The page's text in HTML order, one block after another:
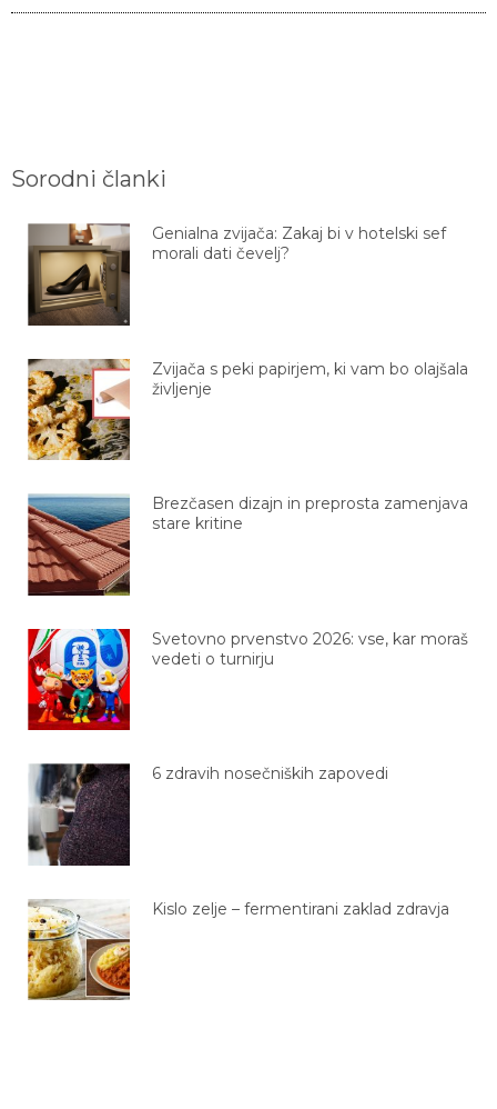
Sorodni članki
Genialna zvijača: Zakaj bi v hotelski sef
morali dati čevelj?
Zvijača s peki papirjem, ki vam bo olajšala
življenje
Brezčasen dizajn in preprosta zamenjava
stare kritine
Svetovno prvenstvo 2026: vse, kar moraš
vedeti o turnirju
6 zdravih nosečniških zapovedi
Kislo zelje – fermentirani zaklad zdravja